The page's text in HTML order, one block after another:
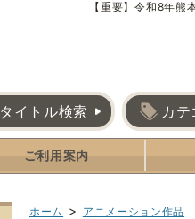
【重要】令和8年熊
タイトル検索 カ
ご利用案内
ホーム > アニメーション作品